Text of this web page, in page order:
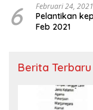
6 Februari 24, 2021
Pelantikan
Feb 2021
Berita Terbaru